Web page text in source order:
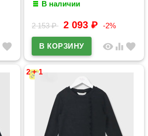
favorite
В наличии
2 153₽ 2 093₽ -2%
visibility equalizer favorite
2 + 1